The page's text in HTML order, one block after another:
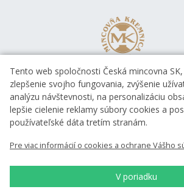
Tento web spoločnosti Česká mincovna
zlepšenie svojho fungovania, zvýšenie
analýzu návštevnosti, na personalizáciu
lepšie cielenie reklamy súbory cookies a
používateľské dáta tretím stranám.
Pre viac informácií o cookies a ochrane Vášho
V poriadku